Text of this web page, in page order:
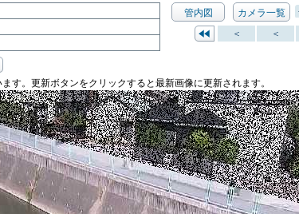
管内図 カメラ一覧
＜
＜
す。更新ボタンをクリックすると最新画像に更新されます。